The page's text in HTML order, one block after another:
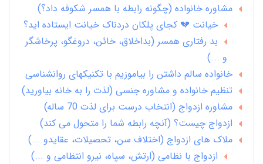
مشاوره خانواده (چگونه رابطه با همسر شکوفه داد؟)
خیانت 💔 کجای پلکان دردناک خیانت ایستاده اید؟
بد رفتاری همسر (بداخلاق، خائن، دروغگو، پرخاشگر
و ...)
خانواده سالم داشتن را بیاموزیم با تکنیکهای روانشناسی
تنظیم خانواده و مشاوره جنسی (لذت را به خانه بیاورید)
مشاوره ازدواج (انتخاب درست برای لذت 70 ساله)
ازدواج چیست؟ (آنچه رابطه شما را متحول می کند)
ملاک های ازدواج (اختلاف سن، تحصیلات، عقایدو ...)
ازدواج با نظامی (ارتش، سپاه، نیرو انتظامی و ...)